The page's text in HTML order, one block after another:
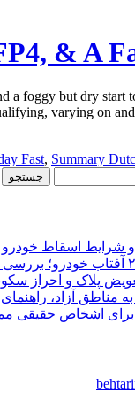
& A
a foggy but dry start
varying on and
Fast, Summary
اسقاط خودرو فرسوده (14
پلاک و احراز
مناطق آزاد،
اشخاص حقیقی